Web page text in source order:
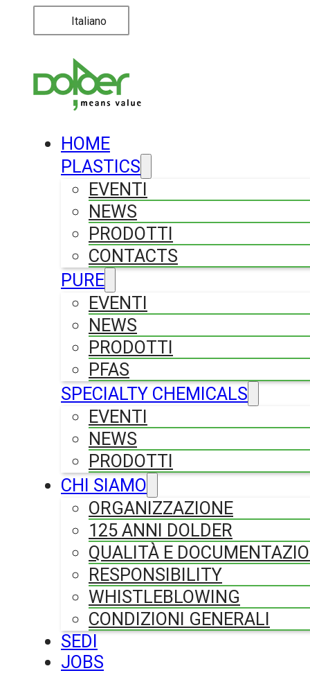
Italiano
HOME
PLASTICS
EVENTI
NEWS
PRODOTTI
CONTACTS
PURE
EVENTI
NEWS
PRODOTTI
PFAS
SPECIALTY CHEMICALS
EVENTI
NEWS
PRODOTTI
CHI SIAMO
ORGANIZZAZIONE
125 ANNI DOLDER
QUALITÀ E
RESPONSIBILITY
WHISTLEBLOWING
CONDIZIONI GENERALI
SEDI
JOBS